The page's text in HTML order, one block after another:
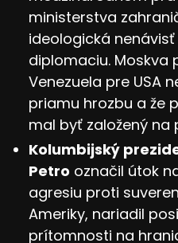
ministerstva
ideologická
diplomaciu. Moskva
Venezuela pre USA
priamu hrozbu a že
mal byť založený na
Kolumbijský
Petro označil útok
agresiu proti
Ameriky, nariadil
prítomnosti na